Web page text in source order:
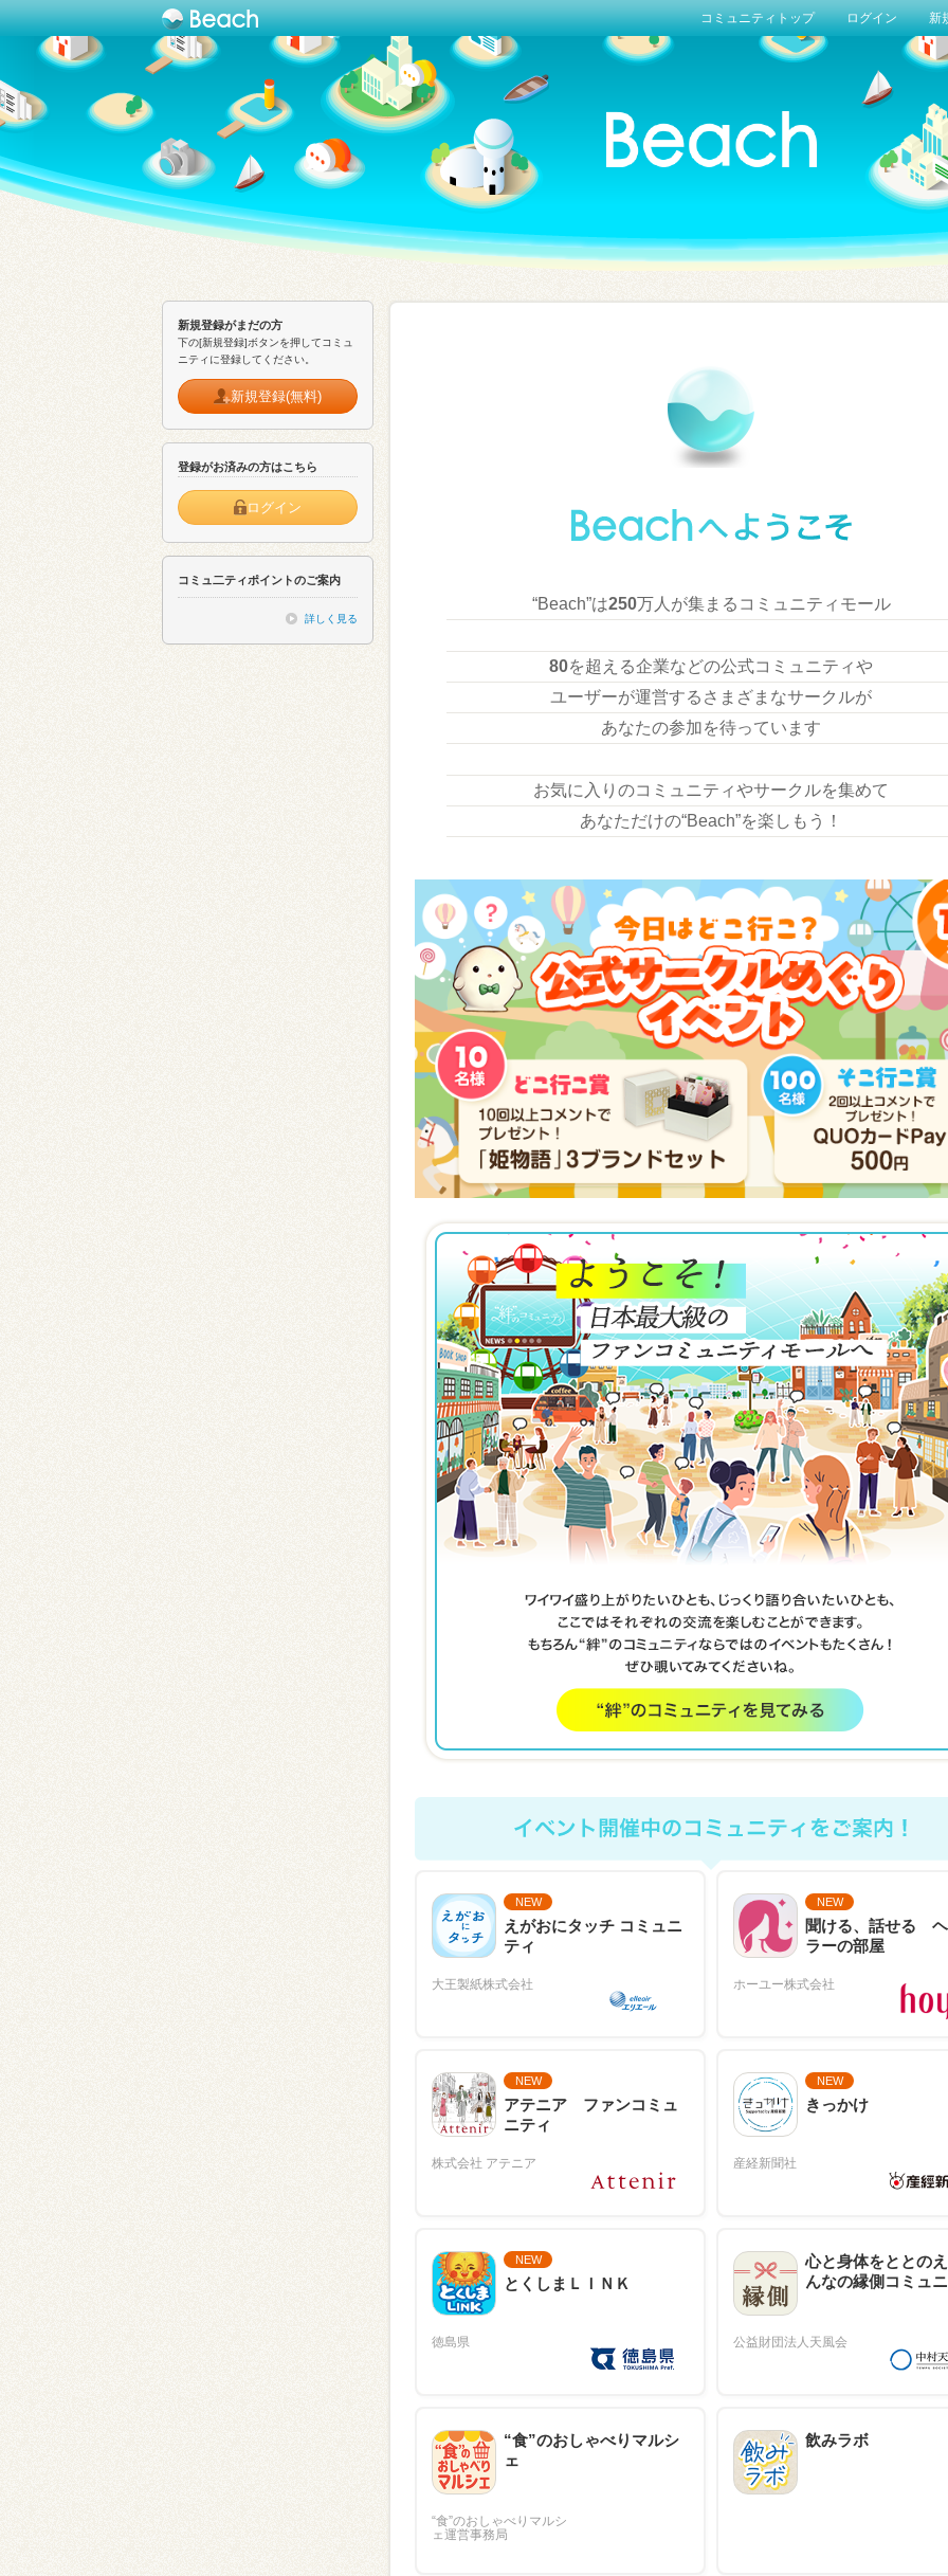
コミュニティトップ ログイン 新
新規登録がまだの方
下の[新規登録]ボタンを押してコミュ
ニティに登録してください。
新規登録(無料)
登録がお済みの方はこちら
ログイン
コミュ二ティポイントのご案内
詳しく見る
“Beach”は250万人が集まるコミュニティモール
80を超える企業などの公式コミュニティや
ユーザーが運営するさまざまなサークルが
あなたの参加を待っています
お気に入りのコミュニティやサークルを集めて
あなただけの“Beach”を楽しもう！
NEW
えがおにタッチ コミュニ
ティ
NEW
聞ける、話せる
ラーの部屋
NEW
アテニア ファンコミュ
ニティ
NEW
きっかけ
NEW
とくしまＬＩＮＫ
心と身体をととの
んなの縁側コミュ
“食”のおしゃべりマルシ
ェ
飲みラボ